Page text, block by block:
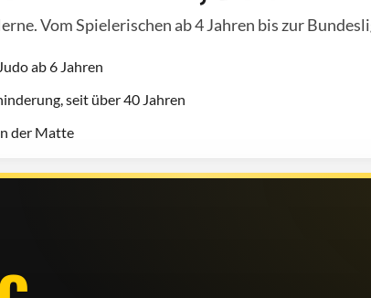
Vom Spielerischen ab 4 Jahren bis zur
ab 6 Jahren
seit über 40 Jahren
der Matte